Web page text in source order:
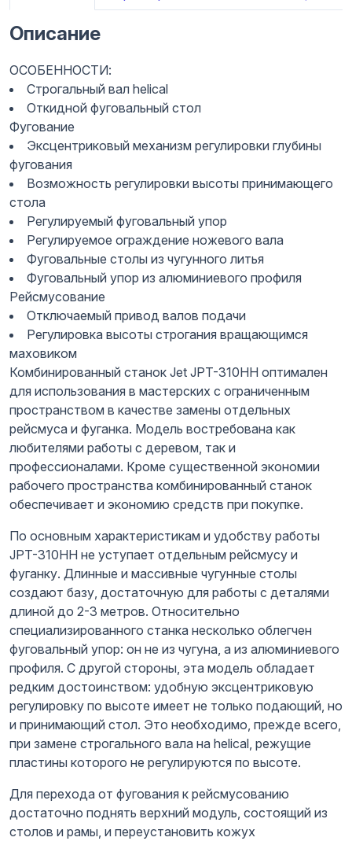
Описание
ОСОБЕННОСТИ:
Строгальный вал helical
Откидной фуговальный стол
Фугование
Эксцентриковый механизм регулировки глубины
фугования
Возможность регулировки высоты принимающего
стола
Регулируемый фуговальный упор
Регулируемое ограждение ножевого вала
Фуговальные столы из чугунного литья
Фуговальный упор из алюминиевого профиля
Рейсмусование
Отключаемый привод валов подачи
Регулировка высоты строгания вращающимся
маховиком
Комбинированный станок Jet JPT-310HH оптимален
для использования в мастерских с ограниченным
пространством в качестве замены отдельных
рейсмуса и фуганка. Модель востребована как
любителями работы с деревом, так и
профессионалами. Кроме существенной экономии
рабочего пространства комбинированный станок
обеспечивает и экономию средств при покупке.
По основным характеристикам и удобству работы
JPT-310HH не уступает отдельным рейсмусу и
фуганку. Длинные и массивные чугунные столы
создают базу, достаточную для работы с деталями
длиной до 2-3 метров. Относительно
специализированного станка несколько облегчен
фуговальный упор: он не из чугуна, а из алюминиевого
профиля. С другой стороны, эта модель обладает
редким достоинством: удобную эксцентриковую
регулировку по высоте имеет не только подающий, но
и принимающий стол. Это необходимо, прежде всего,
при замене строгального вала на helical, режущие
пластины которого не регулируются по высоте.
Для перехода от фугования к рейсмусованию
достаточно поднять верхний модуль, состоящий из
столов и рамы, и переустановить кожух